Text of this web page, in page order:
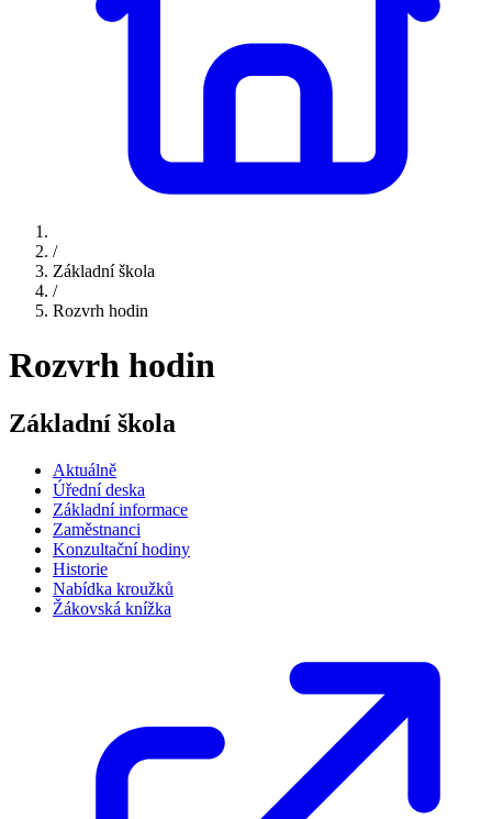
/
Základní škola
/
Rozvrh hodin
Rozvrh hodin
Základní škola
Aktuálně
Úřední deska
Základní informace
Zaměstnanci
Konzultační hodiny
Historie
Nabídka kroužků
Žákovská knížka